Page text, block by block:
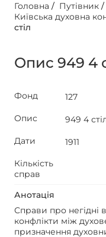
Головна / Путівник /
Київська духовна
стіл
Опис 949 4
Фонд
127
Опис
949 4
Дати
1911
Кількість
справ
Анотація
Справи про негідні
конфлікти між
призначення